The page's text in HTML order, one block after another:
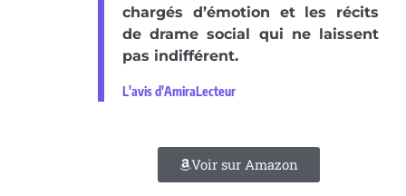
chargés d’émotion et les récits
de drame social qui ne laissent
pas indifférent.
L'avis d'AmiraLecteur
Voir sur Amazon